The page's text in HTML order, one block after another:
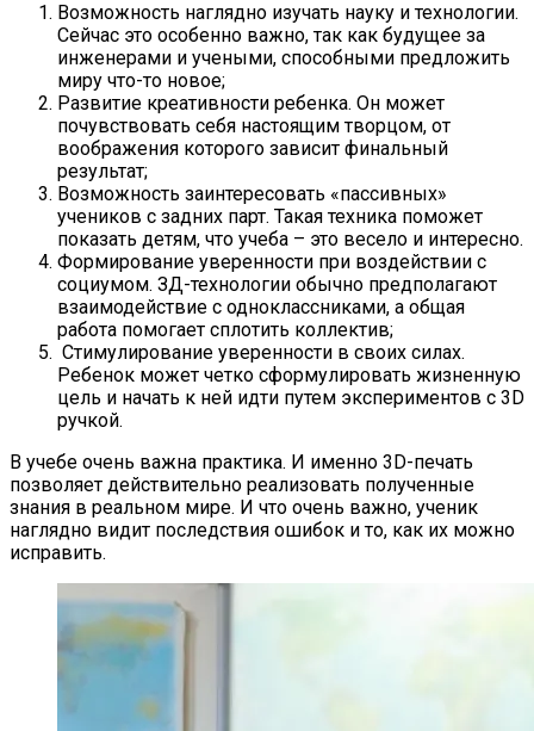
Возможность наглядно изучать науку и технологии.
Сейчас это особенно важно, так как будущее за
инженерами и учеными, способными предложить
миру что-то новое;
Развитие креативности ребенка. Он может
почувствовать себя настоящим творцом, от
воображения которого зависит финальный
результат;
Возможность заинтересовать «пассивных»
учеников с задних парт. Такая техника поможет
показать детям, что учеба – это весело и интересно.
Формирование уверенности при воздействии с
социумом. ЗД-технологии обычно предполагают
взаимодействие с одноклассниками, а общая
работа помогает сплотить коллектив;
Стимулирование уверенности в своих силах.
Ребенок может четко сформулировать жизненную
цель и начать к ней идти путем экспериментов с 3D
ручкой.
В учебе очень важна практика. И именно 3D-печать
позволяет действительно реализовать полученные
знания в реальном мире. И что очень важно, ученик
наглядно видит последствия ошибок и то, как их можно
исправить.